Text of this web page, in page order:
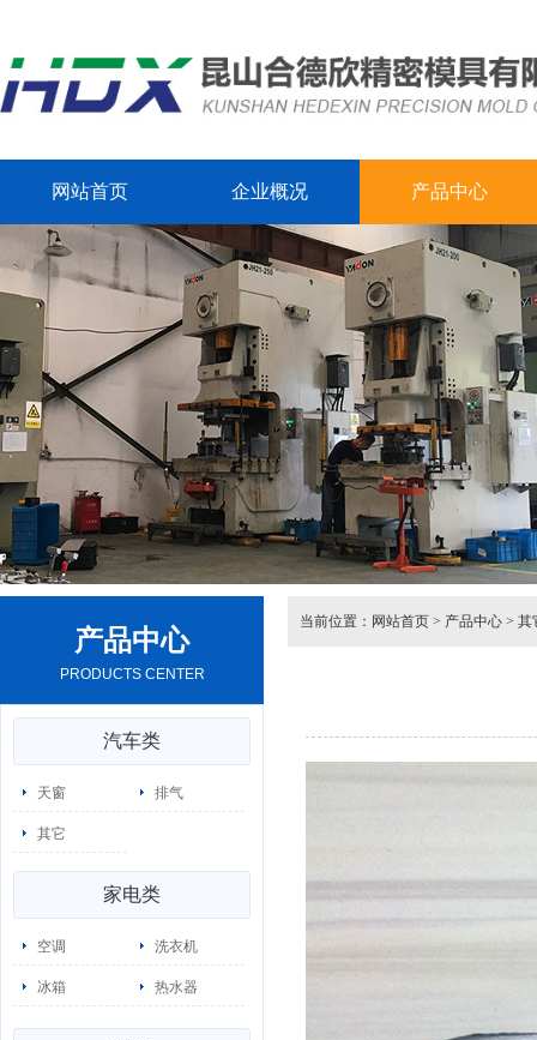
网站首页 企业概况 产品中心
产品中心
PRODUCTS CENTER
汽车类
天窗 排气
其它
家电类
空调 洗衣机
冰箱 热水器
当前位置： 网站首页 > 产品中心 > 其